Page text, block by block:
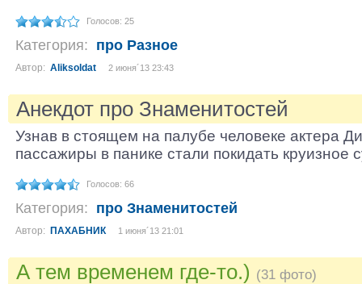
Голосов: 25
Категория: про Разное
Автор: Aliksoldat 2 июня´13 23:43
Анекдот про Знаменитостей
Узнав в стоящем на палубе человеке актера
пассажиры в панике стали покидать круизное
Голосов: 66
Категория: про Знаменитостей
Автор: ПАХАБНИК 1 июня´13 21:01
А тем временем где-то.) (31 фото)